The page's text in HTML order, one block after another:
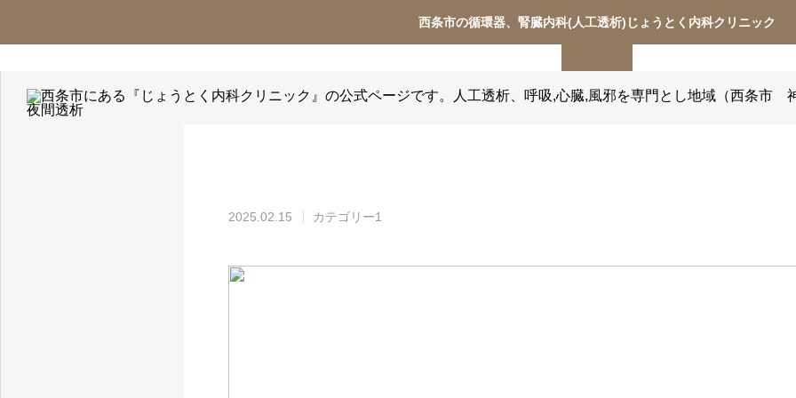
西条市の循環器、腎臓内科(人工透析)じょうとく内科クリニック
お知らせサンプル4
2025.02.15 カテゴリー1